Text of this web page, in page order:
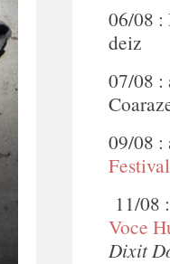
06/08 :
deiz
07/08 :
09/08 :
11/08
Voce
Dixit